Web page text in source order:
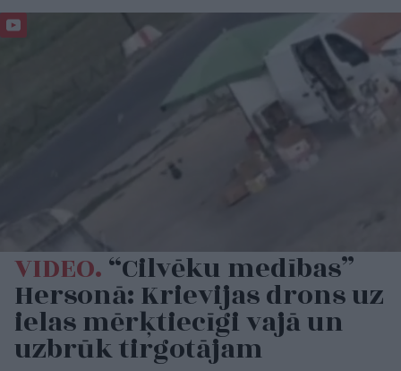
VIDEO.“Cilvēku medības”
Hersonā: Krievijas drons uz
ielas mērķtiecīgi vajā un
uzbrūk tirgotājam